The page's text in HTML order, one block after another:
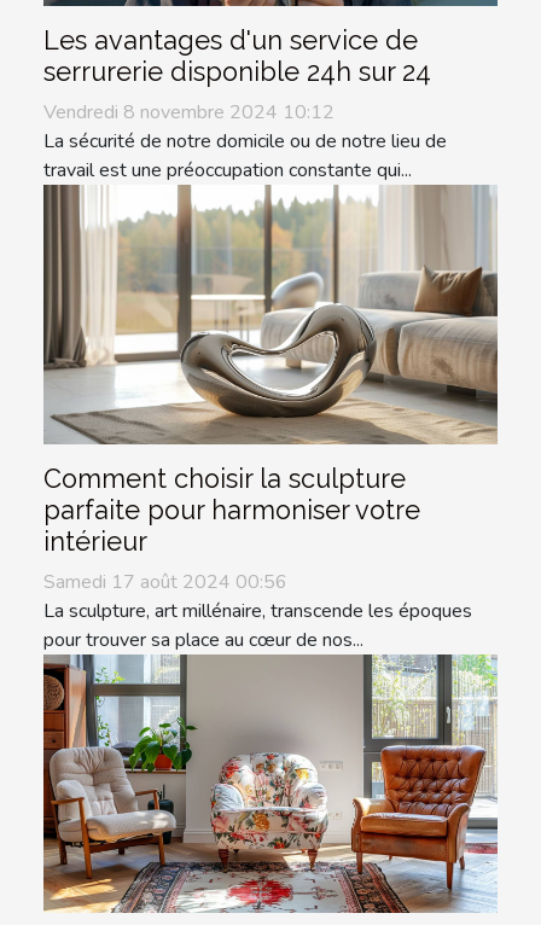
Les avantages d'un service de
serrurerie disponible 24h sur 24
Vendredi 8 novembre 2024 10:12
La sécurité de notre domicile ou de notre lieu de
travail est une préoccupation constante qui...
Comment choisir la sculpture
parfaite pour harmoniser votre
intérieur
Samedi 17 août 2024 00:56
La sculpture, art millénaire, transcende les époques
pour trouver sa place au cœur de nos...